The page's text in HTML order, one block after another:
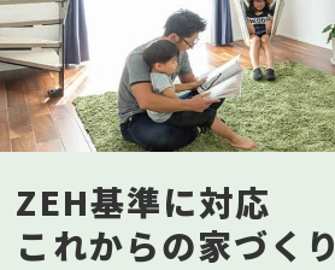
ZEH基準に対応
これからの家づくり